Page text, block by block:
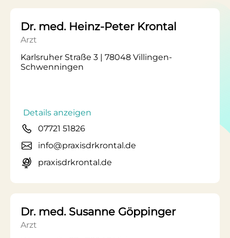
Dr. med. Heinz-Peter Krontal
Arzt
Karlsruher Straße 3 | 78048 Villingen-
Schwenningen
Details anzeigen
07721 51826
info@praxisdrkrontal.de
praxisdrkrontal.de
Dr. med. Susanne Göppinger
Arzt